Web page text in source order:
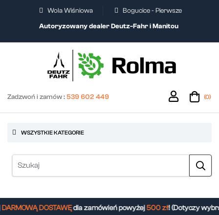
Wola Wiśniowa
Bogucice - Pierwsze
Autoryzowany dealer Deutz-Fahr i Manitou
Zadzwoń i zamów :539 602 449 (0)
WSZYSTKIE KATEGORIE
DOSTAWĘdla zamówień powyżej500 zł! (Dotyczy